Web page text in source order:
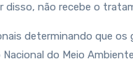
não recebe o
determinando que
do Meio